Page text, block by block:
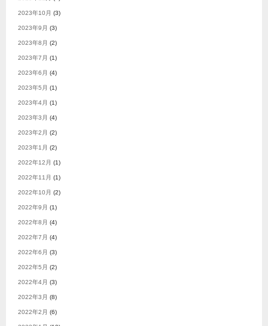
2023年10月 (3)
2023年9月 (3)
2023年8月 (2)
2023年7月 (1)
2023年6月 (4)
2023年5月 (1)
2023年4月 (1)
2023年3月 (4)
2023年2月 (2)
2023年1月 (2)
2022年12月 (1)
2022年11月 (1)
2022年10月 (2)
2022年9月 (1)
2022年8月 (4)
2022年7月 (4)
2022年6月 (3)
2022年5月 (2)
2022年4月 (3)
2022年3月 (8)
2022年2月 (6)